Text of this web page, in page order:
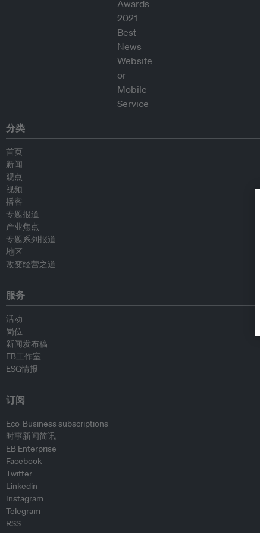
分类
首页
新闻
观点
视频
播客
专题报道
产业焦点
专题系列报道
地区
改变经营之道
服务
活动
岗位
新闻发布稿
EB工作室
ESG情报
订阅
Eco-Business subscriptions
时事新闻简讯
EB Enterprise
Facebook
Twitter
Linkedin
Instagram
Telegram
RSS